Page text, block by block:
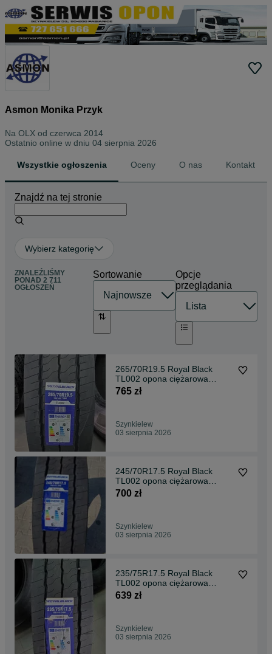
Asmon Monika Przyk
Na OLX od czerwca 2014
Ostatnio online w dniu 04 sierpnia 2026
Wszystkie ogłoszenia Oceny O nas Kontakt
Znajdź na tej stronie
Wybierz kategorię
ZNALEŹLIŚMY
PONAD 2 711
OGŁOSZEŃ
Sortowanie
Opcje
przeglądania
265/70R19.5 Royal Black
TL002 opona ciężarowa
naczepowa NOWA
765 zł
Szynkielew
03 sierpnia 2026
245/70R17.5 Royal Black
TL002 opona ciężarowa
naczepowa NOWA
700 zł
Szynkielew
03 sierpnia 2026
235/75R17.5 Royal Black
TL002 opona ciężarowa
naczepowa NOWA
639 zł
Szynkielew
03 sierpnia 2026